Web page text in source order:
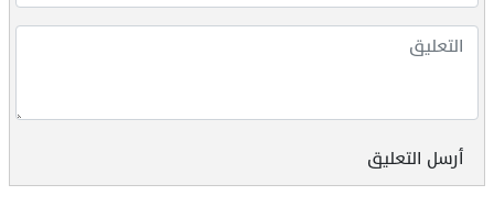
أرسل التعليق